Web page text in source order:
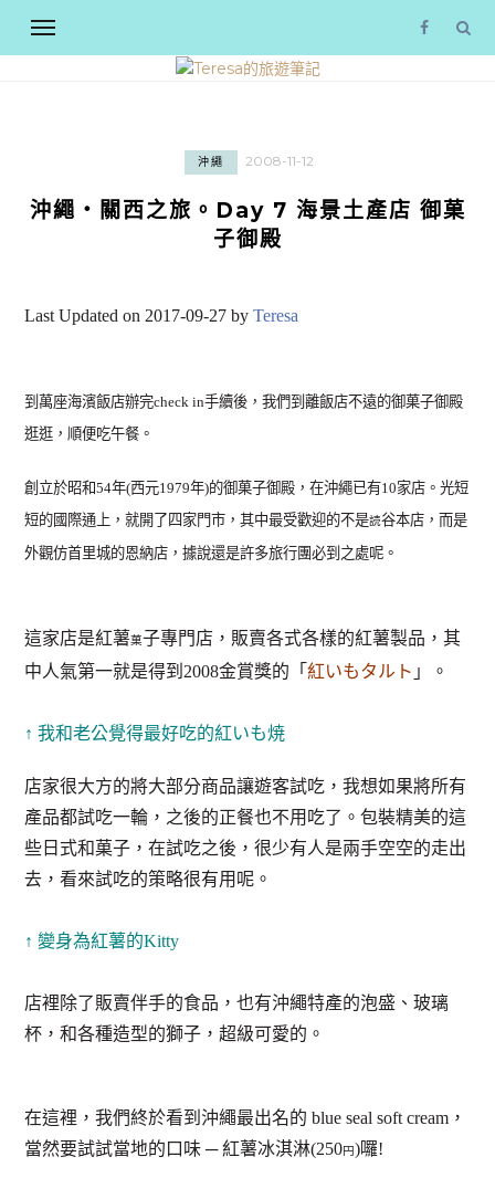
沖繩 2008-11-12
沖繩‧關西之旅。Day 7 海景土產店 御菓
子御殿
Last Updated on 2017-09-27 byTeresa
到萬座海濱飯店辦完check in手續後，我們到離飯店不遠的御菓子御殿
逛逛，順便吃午餐。
創立於昭和54年(西元1979年)的御菓子御殿，在沖繩已有10家店。光短
短的國際通上，就開了四家門市，其中最受歡迎的不是読谷本店，而是
外觀仿首里城的恩納店，據說還是許多旅行團必到之處呢。
這家店是紅薯菓子專門店，販賣各式各樣的紅薯製品，其
中人氣第一就是得到2008金賞獎的「紅いもタルト 」。
↑ 我和老公覺得最好吃的紅いも焼
店家很大方的將大部分商品讓遊客試吃，我想如果將所有
產品都試吃一輪，之後的正餐也不用吃了。包裝精美的這
些日式和菓子，在試吃之後，很少有人是兩手空空的走出
去，看來試吃的策略很有用呢。
↑ 變身為紅薯的Kitty
店裡除了販賣伴手的食品，也有沖繩特產的泡盛、玻璃
杯，和各種造型的獅子，超級可愛的。
在這裡，我們終於看到沖繩最出名的 blue seal soft cream，
當然要試試當地的口味 ─ 紅薯冰淇淋(250円 )囉!